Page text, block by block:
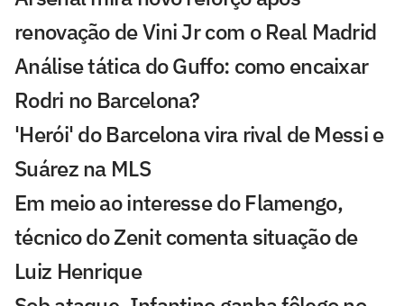
renovação de Vini Jr com o Real Madrid
Análise tática do Guffo: como encaixar
Rodri no Barcelona?
'Herói' do Barcelona vira rival de Messi e
Suárez na MLS
Em meio ao interesse do Flamengo,
técnico do Zenit comenta situação de
Luiz Henrique